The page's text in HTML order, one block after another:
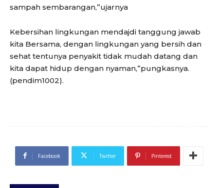
sampah sembarangan,”ujarnya
Kebersihan lingkungan mendajdi tanggung jawab
kita Bersama, dengan lingkungan yang bersih dan
sehat tentunya penyakit tidak mudah datang dan
kita dapat hidup dengan nyaman,”pungkasnya.
(pendim1002).
Facebook Twitter Pinterest